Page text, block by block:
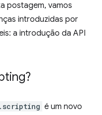
postagem, vamos
introduzidas por
a introdução da API
é um novo